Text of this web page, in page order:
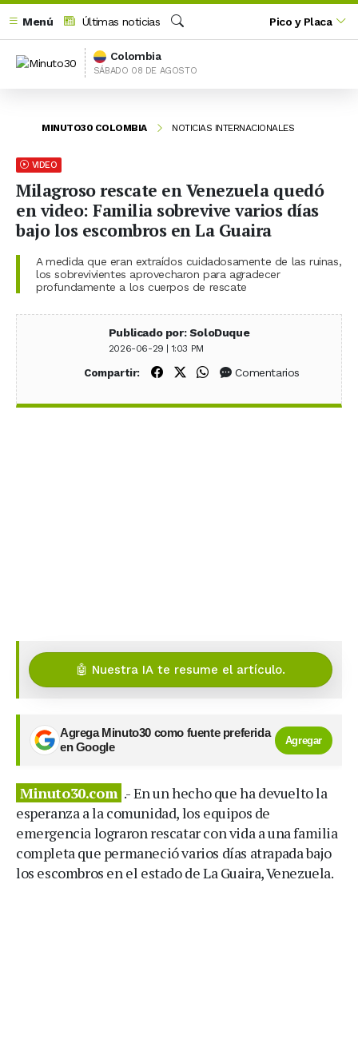
Menú
Últimas noticias
Buscar
Pico y Placa
Colombia
SÁBADO 08 DE AGOSTO
MINUTO30 COLOMBIA NOTICIAS INTERNACIONALES
VIDEO
Milagroso rescate en Venezuela quedó
en video: Familia sobrevive varios días
bajo los escombros en La Guaira
A medida que eran extraídos cuidadosamente de las ruinas,
los sobrevivientes aprovecharon para agradecer
profundamente a los cuerpos de rescate
Publicado por: SoloDuque
2026-06-29 | 1:03 PM
Compartir: Compartir en Facebook
Compartir en X (Twitter)
Compartir en WhatsApp
Comentarios
🤖 Nuestra IA te resume el artículo.
Agrega Minuto30 como fuente preferida
en Google
Agregar
Minuto30.com .- En un hecho que ha devuelto la
esperanza a la comunidad, los equipos de
emergencia lograron rescatar con vida a una familia
completa que permaneció varios días atrapada bajo
los escombros en el estado de La Guaira, Venezuela.